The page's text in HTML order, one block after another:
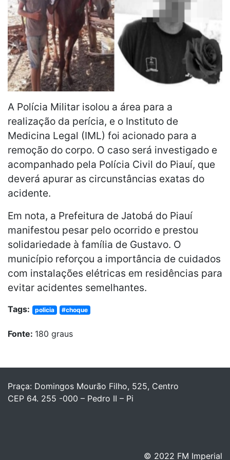
A Polícia Militar isolou a área para a
realização da perícia, e o Instituto de
Medicina Legal (IML) foi acionado para a
remoção do corpo. O caso será investigado e
acompanhado pela Polícia Civil do Piauí, que
deverá apurar as circunstâncias exatas do
acidente.
Em nota, a Prefeitura de Jatobá do Piauí
manifestou pesar pelo ocorrido e prestou
solidariedade à família de Gustavo. O
município reforçou a importância de cuidados
com instalações elétricas em residências para
evitar acidentes semelhantes.
Tags: policia #choque
Fonte: 180 graus
Praça: Domingos Mourão Filho, 525, Centro
CEP 64. 255 -000 – Pedro II – Pi
© 2022 FM Imperial